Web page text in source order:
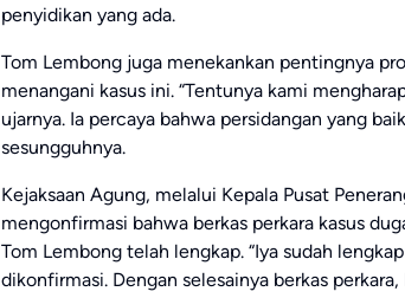
penyidikan yang ada.
Tom Lembong juga menekankan pentingnya
menangani kasus ini. “Tentunya kami
ujarnya. Ia percaya bahwa persidangan yang
sesungguhnya.
Kejaksaan Agung, melalui Kepala Pusat
mengonfirmasi bahwa berkas perkara kasus
Tom Lembong telah lengkap. “Iya sudah
dikonfirmasi. Dengan selesainya berkas